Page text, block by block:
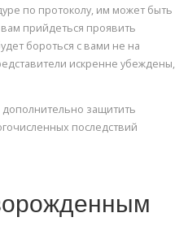
по протоколу, им может быть
прийдеться проявить
бороться с вами не на
искренне убеждены,
дополнительно защитить
последствий